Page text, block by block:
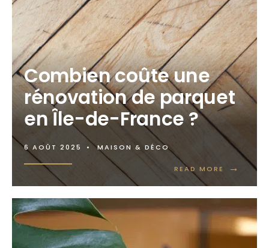
Combien coûte une
rénovation de parquet
en Île-de-France ?
6 AOÛT 2025 • MAISON & DÉCO
READ MORE →